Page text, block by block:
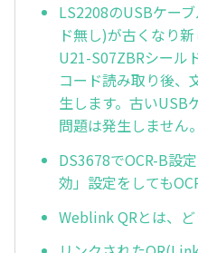
LS2208のUSBケー
ド無し)が古くなり
U21-S07ZBRシール
コード読み取り後、
生します。古いUSB
問題は発生しません。
DS3678でOCR-B設
効」設定をしても
Weblink QRとは、